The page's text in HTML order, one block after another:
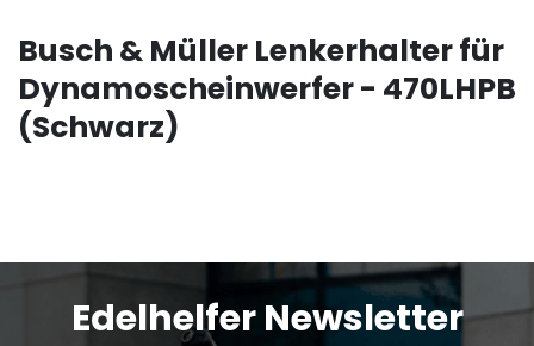
Busch & Müller Lenkerhalter für
Dynamoscheinwerfer - 470LHPB
(Schwarz)
Edelhelfer Newsletter